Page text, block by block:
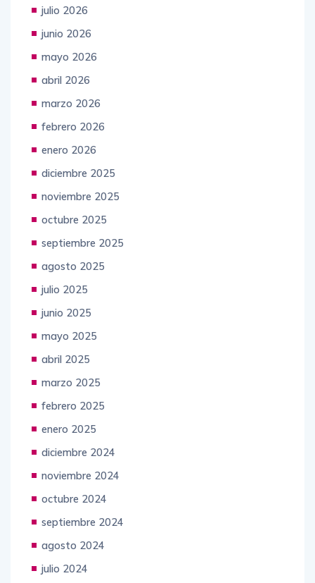
julio 2026
junio 2026
mayo 2026
abril 2026
marzo 2026
febrero 2026
enero 2026
diciembre 2025
noviembre 2025
octubre 2025
septiembre 2025
agosto 2025
julio 2025
junio 2025
mayo 2025
abril 2025
marzo 2025
febrero 2025
enero 2025
diciembre 2024
noviembre 2024
octubre 2024
septiembre 2024
agosto 2024
julio 2024